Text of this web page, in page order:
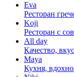
Eva
Ресторан
Koji
Ресторан с
All day
Качество,
Maya
Кухня,